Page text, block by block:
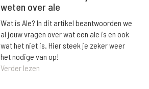
weten over ale
Wat is Ale? In dit artikel beantwoorden we
al jouw vragen over wat een ale is en ook
wat het niet is. Hier steek je zeker weer
het nodige van op!
Verder lezen